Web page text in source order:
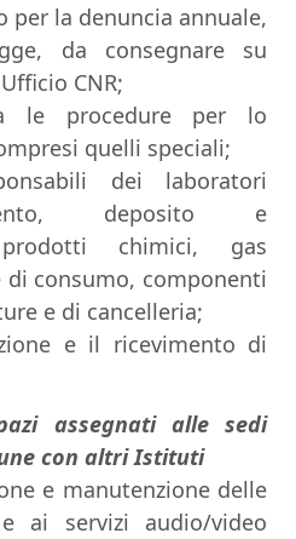
per la denuncia annuale,
da consegnare su
CNR;
le procedure per lo
quelli speciali;
dei laboratori
deposito e
chimici, gas
consumo, componenti
e di cancelleria;
e il ricevimento di
assegnati alle sedi
con altri Istituti
e manutenzione delle
ai servizi audio/video